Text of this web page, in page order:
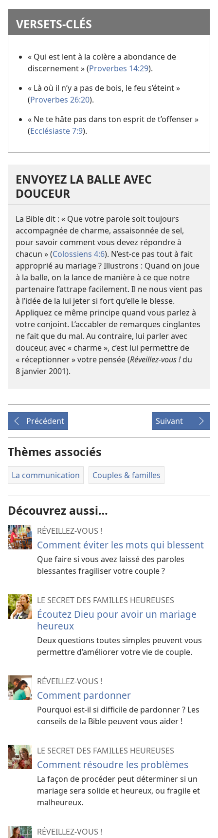
VERSETS-CLÉS
« Qui est lent à la colère a abondance de
discernement » (Proverbes 14:29).
« Là où il n’y a pas de bois, le feu s’éteint »
(Proverbes 26:20).
« Ne te hâte pas dans ton esprit de t’offenser »
(Ecclésiaste 7:9).
ENVOYEZ LA BALLE AVEC
DOUCEUR
La Bible dit : « Que votre parole soit toujours
accompagnée de charme, assaisonnée de sel,
pour savoir comment vous devez répondre à
chacun » (Colossiens 4:6). N’est-ce pas tout à fait
approprié au mariage ? Illustrons : Quand on joue
à la balle, on la lance de manière à ce que notre
partenaire l’attrape facilement. Il ne nous vient pas
à l’idée de la lui jeter si fort qu’elle le blesse.
Appliquez ce même principe quand vous parlez à
votre conjoint. L’accabler de remarques cinglantes
ne fait que du mal. Au contraire, lui parler avec
douceur, avec « charme », c’est lui permettre de
« réceptionner » votre pensée (Réveillez-vous !du
8 janvier 2001).
Précédent Suivant
Thèmes associés
La communication Couples & familles
Découvrez aussi…
RÉVEILLEZ-VOUS !
Comment éviter les mots qui blessent
Que faire si vous avez laissé des paroles
blessantes fragiliser votre couple ?
LE SECRET DES FAMILLES HEUREUSES
Écoutez Dieu pour avoir un mariage
heureux
Deux questions toutes simples peuvent vous
permettre d’améliorer votre vie de couple.
RÉVEILLEZ-VOUS !
Comment pardonner
Pourquoi est-​il si difficile de pardonner ? Les
conseils de la Bible peuvent vous aider !
LE SECRET DES FAMILLES HEUREUSES
Comment résoudre les problèmes
La façon de procéder peut déterminer si un
mariage sera solide et heureux, ou fragile et
malheureux.
RÉVEILLEZ-VOUS !